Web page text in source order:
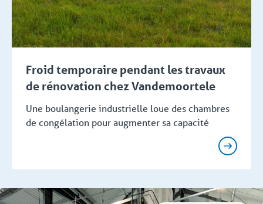
Froid temporaire pendant les travaux
de rénovation chez Vandemoortele
Une boulangerie industrielle loue des chambres
de congélation pour augmenter sa capacité